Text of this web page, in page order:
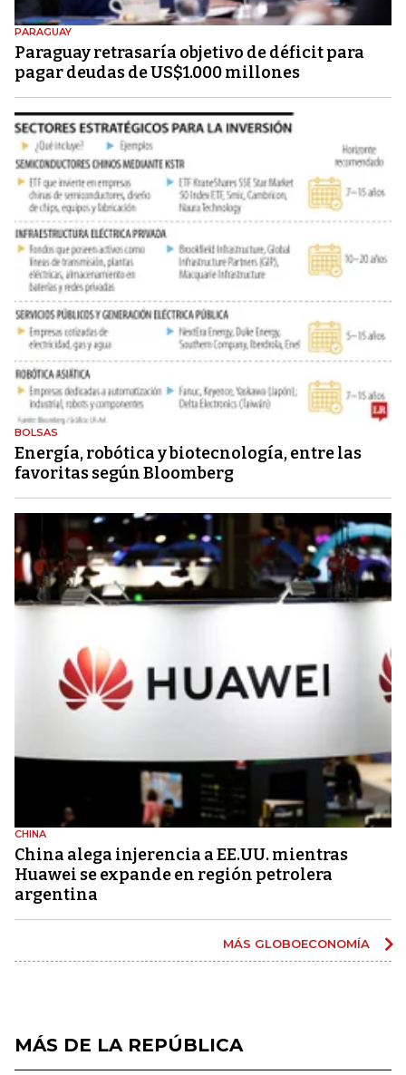
PARAGUAY
Paraguay retrasaría objetivo de déficit para
pagar deudas de US$1.000 millones
BOLSAS
Energía, robótica y biotecnología, entre las
favoritas según Bloomberg
CHINA
China alega injerencia a EE.UU. mientras
Huawei se expande en región petrolera
argentina
MÁS GLOBOECONOMÍA
MÁS DE LA REPÚBLICA